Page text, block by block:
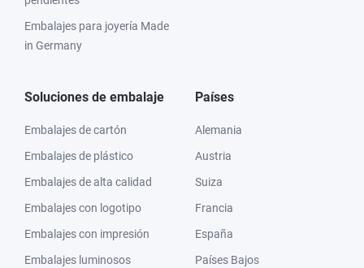
Embalajes para joyería Made
in Germany
Soluciones de embalaje
Embalajes de cartón
Embalajes de plástico
Embalajes de alta calidad
Embalajes con logotipo
Embalajes con impresión
Embalajes luminosos
Países
Alemania
Austria
Suiza
Francia
España
Países Bajos